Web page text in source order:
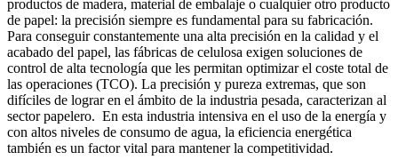
productos de madera, material de embalaje o cualquier otro producto
de papel: la precisión siempre es fundamental para su fabricación.
Para conseguir constantemente una alta precisión en la calidad y el
acabado del papel, las fábricas de celulosa exigen soluciones de
control de alta tecnología que les permitan optimizar el coste total de
las operaciones (TCO). La precisión y pureza extremas, que son
difíciles de lograr en el ámbito de la industria pesada, caracterizan al
sector papelero. En esta industria intensiva en el uso de la energía y
con altos niveles de consumo de agua, la eficiencia energética
también es un factor vital para mantener la competitividad.